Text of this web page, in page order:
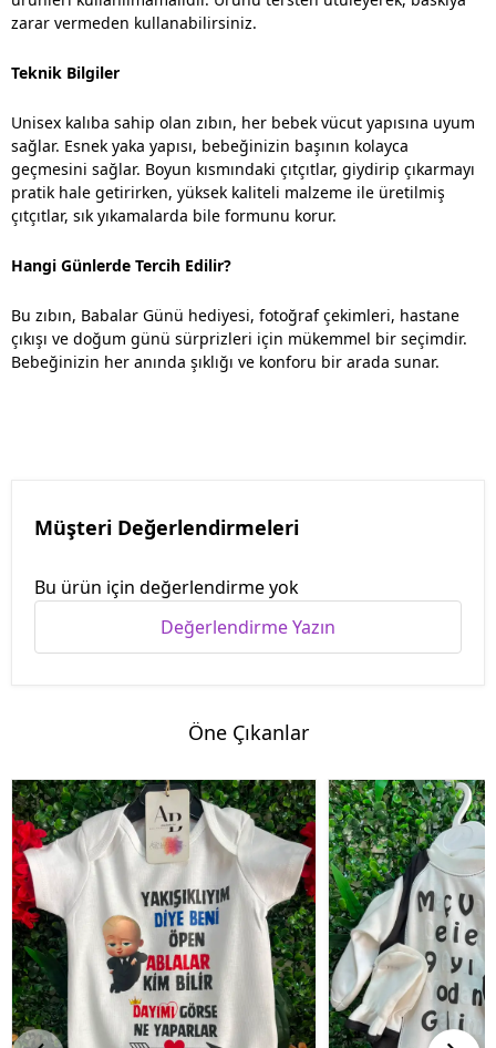
zarar vermeden kullanabilirsiniz.
Teknik Bilgiler
Unisex kalıba sahip olan zıbın, her bebek vücut yapısına uyum
sağlar. Esnek yaka yapısı, bebeğinizin başının kolayca
geçmesini sağlar. Boyun kısmındaki çıtçıtlar, giydirip çıkarmayı
pratik hale getirirken, yüksek kaliteli malzeme ile üretilmiş
çıtçıtlar, sık yıkamalarda bile formunu korur.
Hangi Günlerde Tercih Edilir?
Bu zıbın, Babalar Günü hediyesi, fotoğraf çekimleri, hastane
çıkışı ve doğum günü sürprizleri için mükemmel bir seçimdir.
Bebeğinizin her anında şıklığı ve konforu bir arada sunar.
Müşteri Değerlendirmeleri
Bu ürün için değerlendirme yok
Değerlendirme Yazın
Öne Çıkanlar